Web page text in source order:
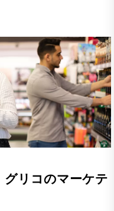
リコのマーケテ